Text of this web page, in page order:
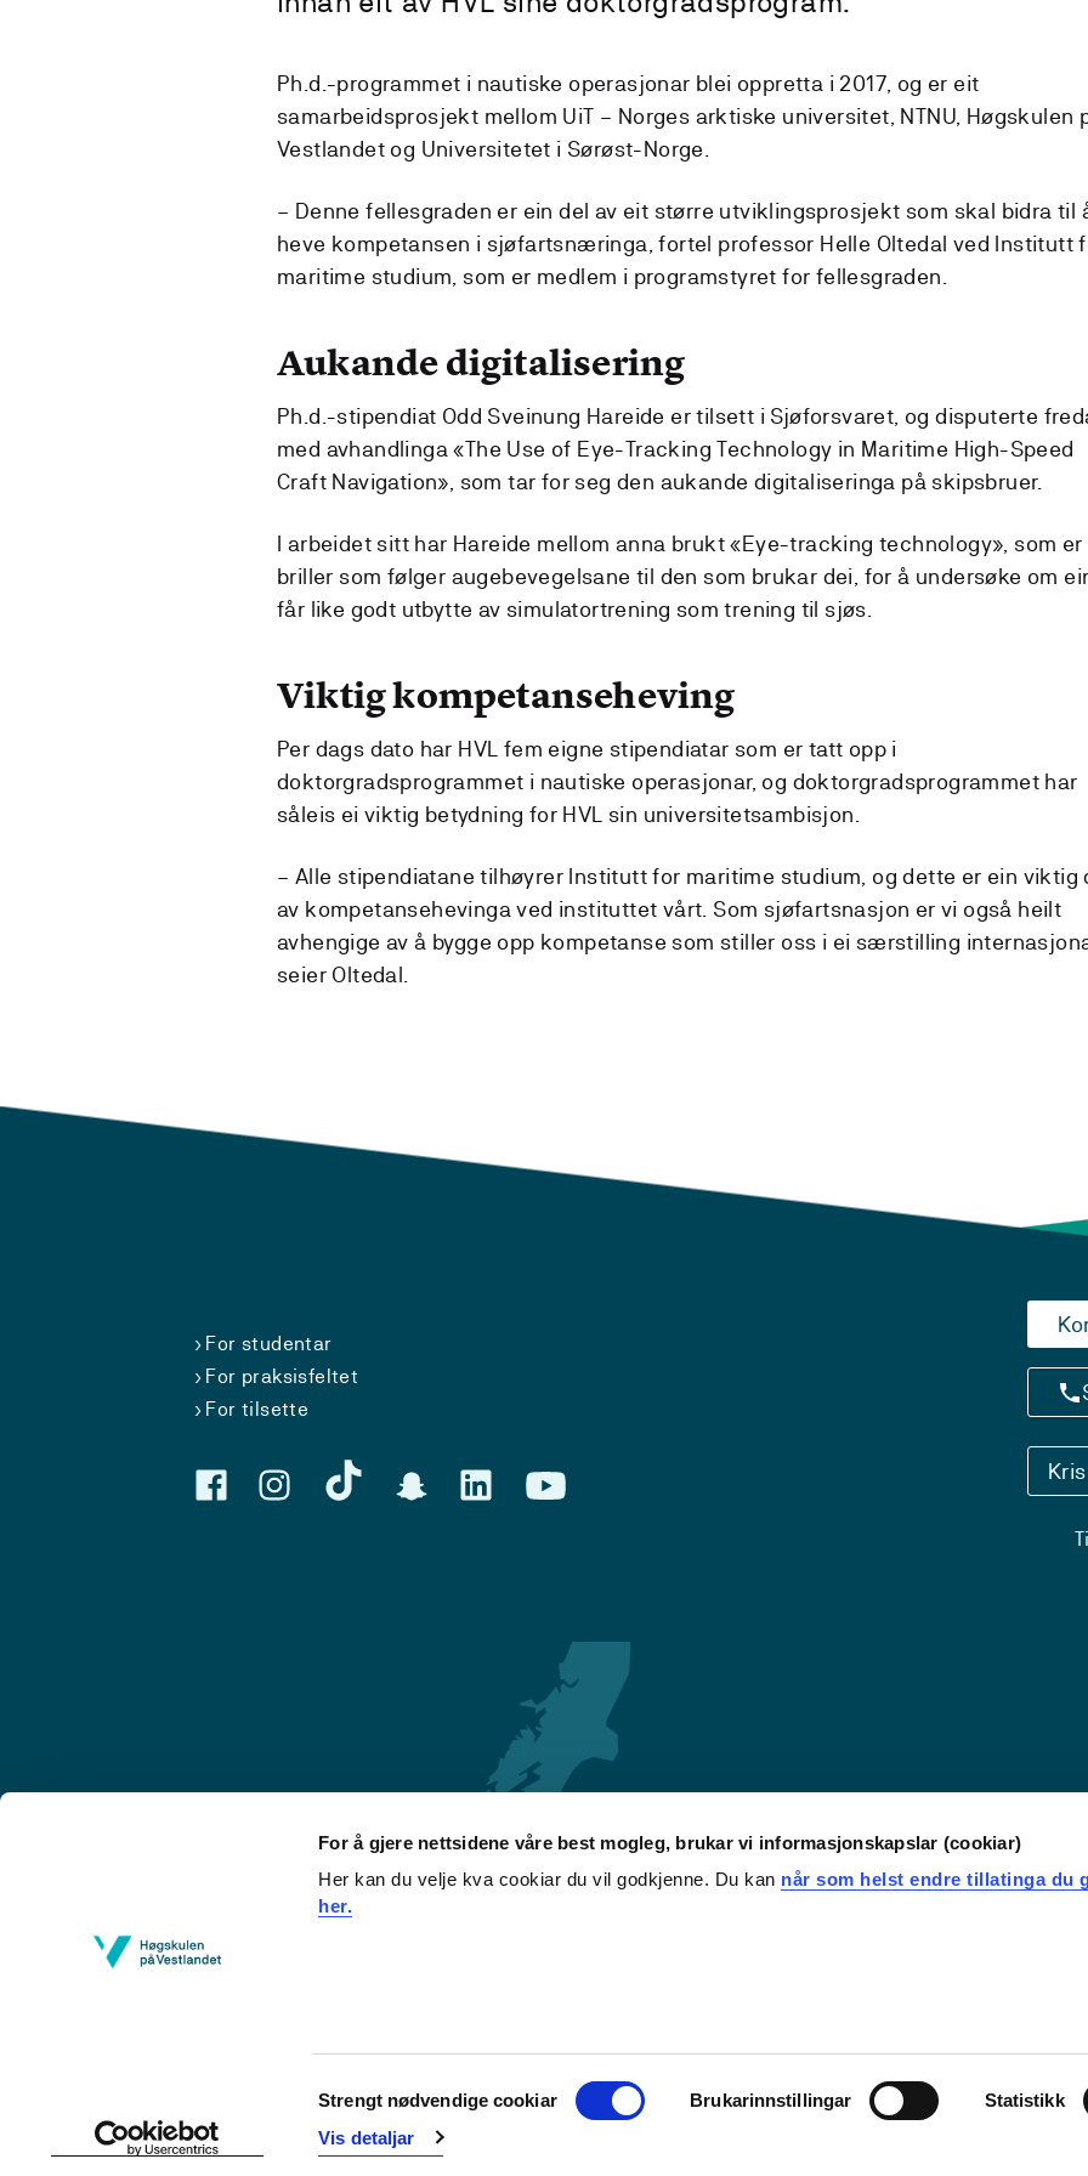
For å gjere nettsidene våre best mogleg, brukar vi informasjonskapslar (cookiar)
Her kan du velje kva cookiar du vil godkjenne. Du kan når som helst endre tillatinga du
her.
Selection
Strengt nødvendige cookiar Brukarinnstillingar Statistikk
Vis detaljar
Ph.d.-programmet i nautiske operasjonar blei oppretta i 2017, og er eit
samarbeidsprosjekt mellom UiT – Norges arktiske universitet, NTNU, Høgskulen
Vestlandet og Universitetet i Sørøst-Norge.
– Denne fellesgraden er ein del av eit større utviklingsprosjekt som skal bidra til
heve kompetansen i sjøfartsnæringa, fortel professor Helle Oltedal ved Institutt
maritime studium, som er medlem i programstyret for fellesgraden.
Aukande digitalisering
Ph.d.-stipendiat Odd Sveinung Hareide er tilsett i Sjøforsvaret, og disputerte
med avhandlinga «The Use of Eye-Tracking Technology in Maritime High-Speed
Craft Navigation», som tar for seg den aukande digitaliseringa på skipsbruer.
I arbeidet sitt har Hareide mellom anna brukt «Eye-tracking technology», som er
briller som følger augebevegelsane til den som brukar dei, for å undersøke om
får like godt utbytte av simulatortrening som trening til sjøs.
Viktig kompetanseheving
Per dags dato har HVL fem eigne stipendiatar som er tatt opp i
doktorgradsprogrammet i nautiske operasjonar, og doktorgradsprogrammet har
såleis ei viktig betydning for HVL sin universitetsambisjon.
– Alle stipendiatane tilhøyrer Institutt for maritime studium, og dette er ein viktig
av kompetansehevinga ved instituttet vårt. Som sjøfartsnasjon er vi også heilt
avhengige av å bygge opp kompetanse som stiller oss i ei særstilling
seier Oltedal.
For studentar
For praksisfeltet
For tilsette